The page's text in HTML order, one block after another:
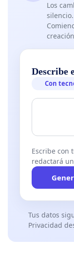
Los
silencio.
Describe
Con
Escribe con
redactará
Tus datos
Privacidad